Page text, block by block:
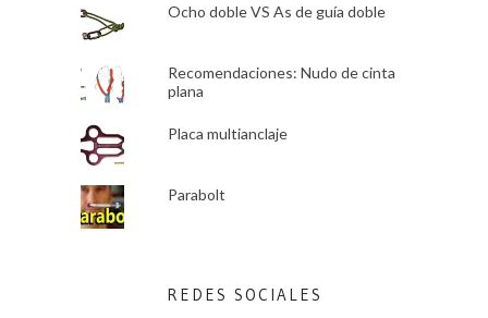
Ocho doble VS As de guía doble
Recomendaciones: Nudo de cinta
plana
Placa multianclaje
Parabolt
REDES SOCIALES